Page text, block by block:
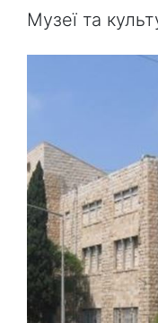
Музеї та